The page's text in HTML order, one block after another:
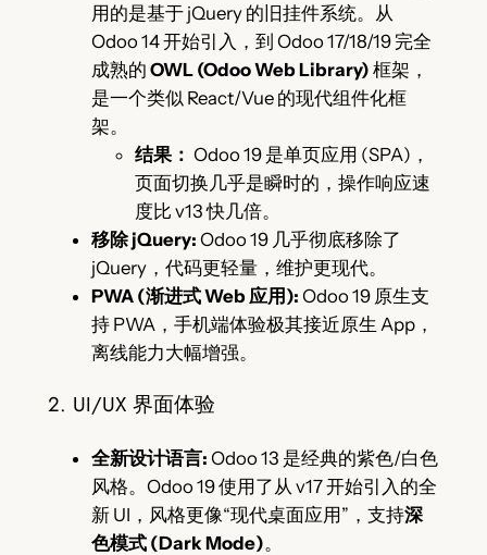
用的是基于 jQuery 的旧挂件系统。从
Odoo 14 开始引入，到 Odoo 17/18/19 完全
成熟的 OWL (Odoo Web Library) 框架，
是一个类似 React/Vue 的现代组件化框
架。
结果： Odoo 19 是单页应用 (SPA)，
页面切换几乎是瞬时的，操作响应速
度比 v13 快几倍。
移除 jQuery: Odoo 19 几乎彻底移除了
jQuery，代码更轻量，维护更现代。
PWA (渐进式 Web 应用): Odoo 19 原生支
持 PWA，手机端体验极其接近原生 App，
离线能力大幅增强。
2. UI/UX 界面体验
全新设计语言: Odoo 13 是经典的紫色/白色
风格。Odoo 19 使用了从 v17 开始引入的全
新 UI，风格更像“现代桌面应用”，支持深
色模式 (Dark Mode)。